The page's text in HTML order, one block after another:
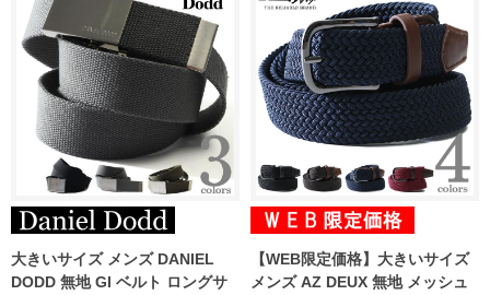
大きいサイズ メンズ DANIEL
DODD 無地 GI ベルト ロングサ
【WEB限定価格】大きいサイズ
メンズ AZ DEUX 無地 メッシュ